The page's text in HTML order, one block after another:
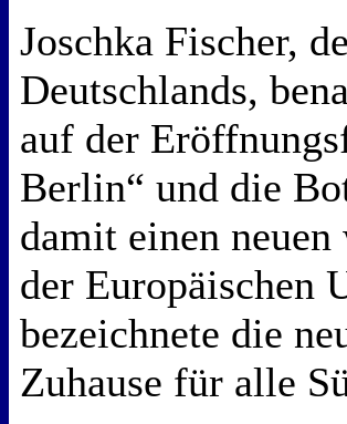
Joschka Fischer,
Deutschlands,
auf der
Berlin“ und die
damit einen
der Europäischen
bezeichnete die
Zuhause für alle